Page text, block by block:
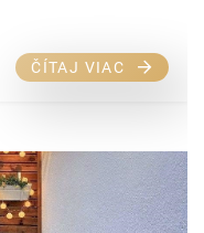
ČÍTAJ VIAC